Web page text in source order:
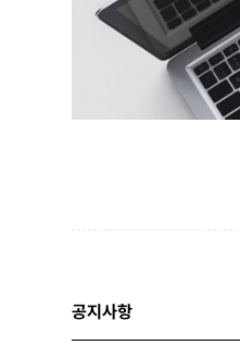
공지사항